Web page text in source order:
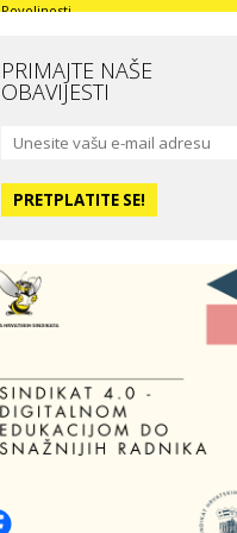
Povoljnosti
Moda i ljepota
studio – Osijek
Zdravlje i osiguranje
Odmor
Villa Baranja – popust na
smještaj
PRIMAJTE NAŠE
OBAVIJESTI